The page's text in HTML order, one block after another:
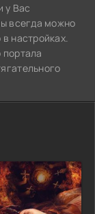
у Вас
всегда можно
настройках.